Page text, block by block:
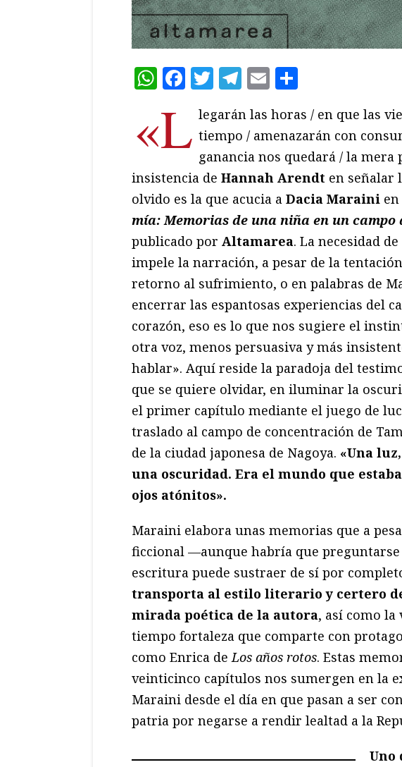
WhatsApp
Facebook
Twitter
Telegram
Email
«L legarán las horas / en que las
tiempo / amenazarán con
ganancia nos quedará / la mera
insistencia de Hannah Arendt en señalar
olvido es la que acucia a Dacia Maraini
mía: Memorias de una niña en un
publicado por Altamarea. La necesidad
impele la narración, a pesar de la
retorno al sufrimiento, o en palabras de
encerrar las espantosas experiencias del
corazón, eso es lo que nos sugiere el
otra voz, menos persuasiva y más
hablar». Aquí reside la paradoja del
que se quiere olvidar, en iluminar la
el primer capítulo mediante el juego de
traslado al campo de concentración de
de la ciudad japonesa de Nagoya. «Una
una oscuridad. Era el mundo que
ojos atónitos».
Maraini elabora unas memorias que a
ficcional —aunque habría que
escritura puede sustraer de sí por
transporta al estilo literario y certero
mirada poética de la autora, así como
tiempo fortaleza que comparte con
como Enrica de Los años rotos. Estas
veinticinco capítulos nos sumergen en la
Maraini desde el día en que pasan a ser
patria por negarse a rendir lealtad a la
Uno